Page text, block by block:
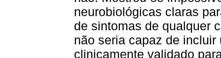
neurobiológicas claras
de sintomas de qualquer
não seria capaz de
clinicamente validado